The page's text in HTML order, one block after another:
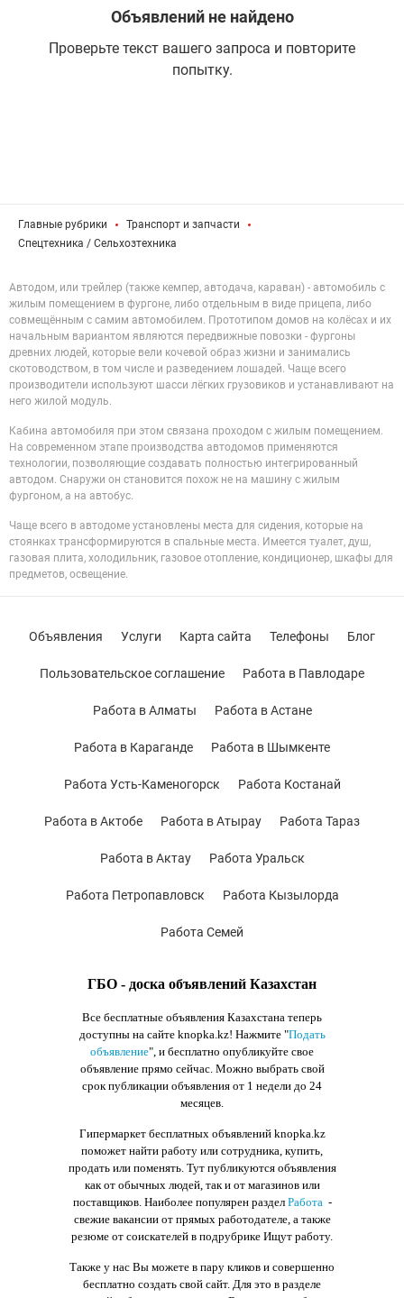
Объявлений не найдено
Проверьте текст вашего запроса и повторите
попытку.
Главные рубрики
Транспорт и запчасти
Спецтехника / Cельхозтехника
Автодом, или трейлер (также кемпер, автодача, караван) - автомобиль с
жилым помещением в фургоне, либо отдельным в виде прицепа, либо
совмещённым с самим автомобилем. Прототипом домов на колёсах и их
начальным вариантом являются передвижные повозки - фургоны
древних людей, которые вели кочевой образ жизни и занимались
скотоводством, в том числе и разведением лошадей. Чаще всего
производители используют шасси лёгких грузовиков и устанавливают на
него жилой модуль.
Кабина автомобиля при этом связана проходом с жилым помещением.
На современном этапе производства автодомов применяются
технологии, позволяющие создавать полностью интегрированный
автодом. Снаружи он становится похож не на машину с жилым
фургоном, а на автобус.
Чаще всего в автодоме установлены места для сидения, которые на
стоянках трансформируются в спальные места. Имеется туалет, душ,
газовая плита, холодильник, газовое отопление, кондиционер, шкафы для
предметов, освещение.
ГБО - доска объявлений Казахстан
Все бесплатные объявления Казахстана теперь
доступны на сайте knopka.kz! Нажмите "Подать
объявление", и бесплатно опубликуйте свое
объявление прямо сейчас. Можно выбрать свой
срок публикации объявления от 1 недели до 24
месяцев.
Гипермаркет бесплатных объявлений knopka.kz
поможет найти работу или сотрудника, купить,
продать или поменять. Тут публикуются объявления
как от обычных людей, так и от магазинов или
поставщиков. Наиболее популярен раздел Работа-
свежие вакансии от прямых работодателе, а также
резюме от соискателей в подрубрике Ищут работу.
Также у нас Вы можете в пару кликов и совершенно
бесплатно создать свой сайт. Для это в разделе
Объявления Услуги Карта сайта Телефоны Блог
Пользовательское соглашение Работа в Павлодаре
Работа в Алматы Работа в Астане
Работа в Караганде Работа в Шымкенте
Работа Усть-Каменогорск Работа Костанай
Работа в Актобе Работа в Атырау Работа Тараз
Работа в Актау Работа Уральск
Работа Петропавловск Работа Кызылорда
Работа Семей